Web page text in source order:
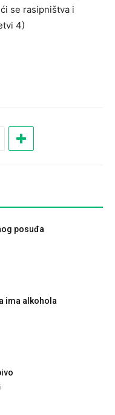
se rasipništva i
4)
posuđa
ima alkohola